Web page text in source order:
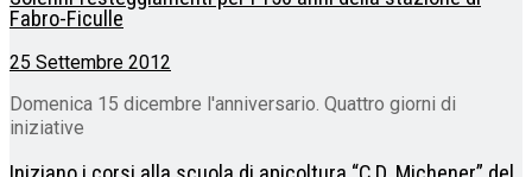
Fabro-Ficulle
25 Settembre 2012
Domenica 15 dicembre l'anniversario. Quattro giorni di
iniziative